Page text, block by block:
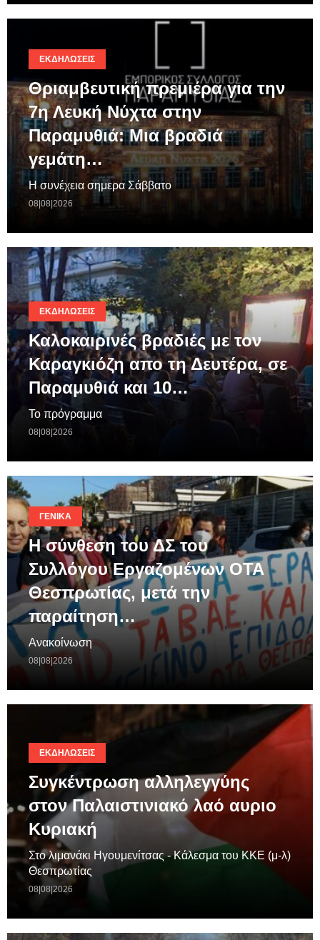
ΕΚΔΗΛΏΣΕΙΣ
Θριαμβευτική πρεμιέρα για την
7η Λευκή Νύχτα στην
Παραμυθιά: Μια βραδιά
γεμάτη…
Η συνέχεια σημερα Σάββατο
08|08|2026
ΕΚΔΗΛΏΣΕΙΣ
Καλοκαιρινές βραδιές με τον
Καραγκιόζη απο τη Δευτέρα, σε
Παραμυθιά και 10…
Το πρόγραμμα
08|08|2026
ΓΕΝΙΚΆ
Η σύνθεση του ΔΣ του
Συλλόγου Εργαζομένων ΟΤΑ
Θεσπρωτίας, μετά την
παραίτηση…
Ανακοίνωση
08|08|2026
ΕΚΔΗΛΏΣΕΙΣ
Συγκέντρωση αλληλεγγύης
στον Παλαιστινιακό λαό αυριο
Κυριακή
Στο λιμανάκι Ηγουμενίτσας - Κάλεσμα του ΚΚΕ (μ-λ)
Θεσπρωτίας
08|08|2026